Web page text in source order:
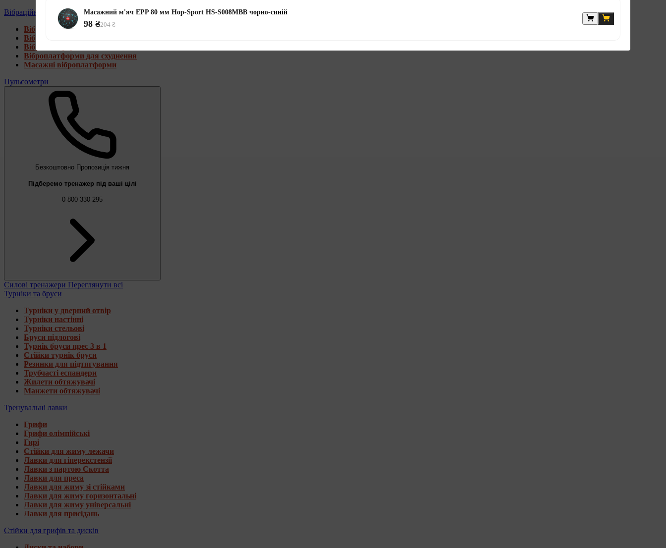
Вібраційні платформи
Віброплатформи для дому
Віброплатформи 4D
Віброплатформи 3D
Віброплатформи для схуднення
Масажні віброплатформи
Пульсометри
Безкоштовно Пропозиція тижня
Підберемо тренажер під ваші цілі
0 800 330 295
Силові тренажери Переглянути всі
Турніки та бруси
Турніки у дверний отвір
Турніки настінні
Турніки стельові
Бруси підлогові
Турнік бруси прес 3 в 1
Стійки турнік бруси
Резинки для підтягування
Трубчасті еспандери
Жилети обтяжувачі
Манжети обтяжувачі
Тренувальні лавки
Грифи
Грифи олімпійські
Гирі
Стійки для жиму лежачи
Лавки для гіперекстензії
Лавки з партою Скотта
Лавки для преса
Лавки для жиму зі стійками
Лавки для жиму горизонтальні
Лавки для жиму універсальні
Лавки для присідань
Стійки для грифів та дисків
Масажний м'яч EPP 80 мм Hop-Sport HS-S008MBB чорно-синій
98 ₴204 ₴